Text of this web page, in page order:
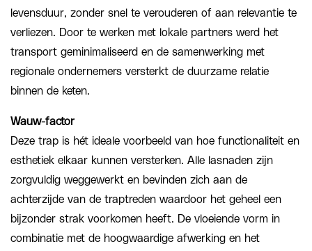
levensduur, zonder snel te verouderen of aan relevantie te
verliezen. Door te werken met lokale partners werd het
transport geminimaliseerd en de samenwerking met
regionale ondernemers versterkt de duurzame relatie
binnen de keten.
Wauw-factor
Deze trap is hét ideale voorbeeld van hoe functionaliteit en
esthetiek elkaar kunnen versterken. Alle lasnaden zijn
zorgvuldig weggewerkt en bevinden zich aan de
achterzijde van de traptreden waardoor het geheel een
bijzonder strak voorkomen heeft. De vloeiende vorm in
combinatie met de hoogwaardige afwerking en het